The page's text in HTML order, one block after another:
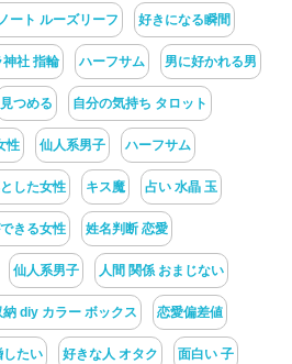
ート ルーズリーフ 好きになる瞬間
神社 指輪 ハーフサム 男に好かれる男
見つめる 自分の気持ち タロット
性 仙人系男子 ハーフサム
した女性 キス魔 占い 水晶 玉
きる女性 姓名判断 恋愛
仙人系男子 人間 関係 おまじない
納 diy カラー ボックス 恋愛偏差値
したい 好きな人 オタク 面白い 子